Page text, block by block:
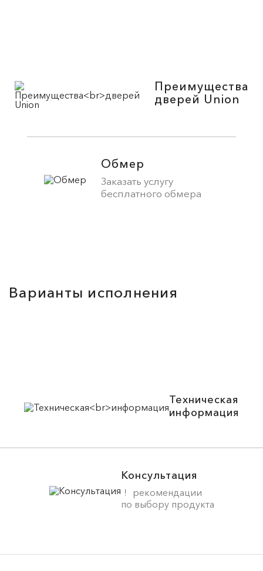
Преимущества
дверей Union
Обмер
Заказать услугу
бесплатного обмера
Варианты исполнения
Техническая
информация
Консультация
рекомендации
по выбору продукта